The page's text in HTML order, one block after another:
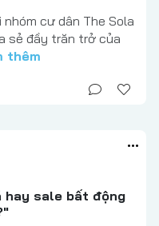
cư dân The Sola
sẻ đầy trăn trở của
thêm
hay sale bất động